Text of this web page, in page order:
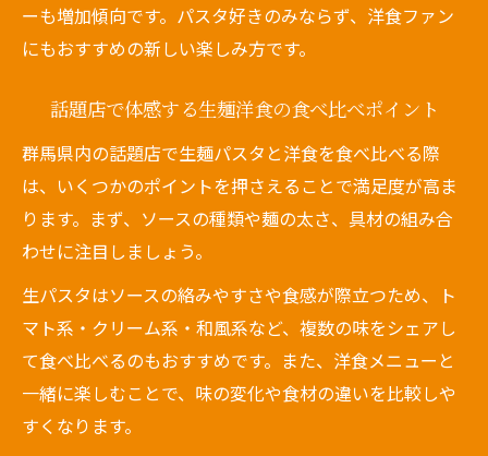
ーも増加傾向です。パスタ好きのみならず、洋食ファン
にもおすすめの新しい楽しみ方です。
話題店で体感する生麺洋食の食べ比べポイント
群馬県内の話題店で生麺パスタと洋食を食べ比べる際
は、いくつかのポイントを押さえることで満足度が高ま
ります。まず、ソースの種類や麺の太さ、具材の組み合
わせに注目しましょう。
生パスタはソースの絡みやすさや食感が際立つため、ト
マト系・クリーム系・和風系など、複数の味をシェアし
て食べ比べるのもおすすめです。また、洋食メニューと
一緒に楽しむことで、味の変化や食材の違いを比較しや
すくなります。